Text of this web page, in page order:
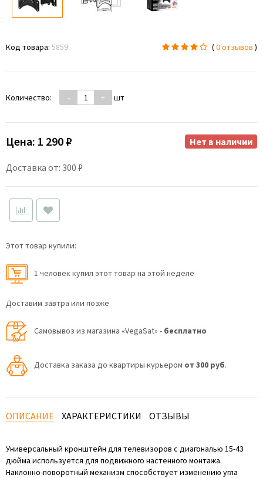
Код товара: 5859 (0 отзывов )
Количество: - + шт
Цена: 1 290 ₽
Доставка от: 300 ₽
Нет в наличии
Этот товар купили:
1 человек купил этот товар на этой неделе
Доставим завтра или позже
Самовывоз из магазина «VegaSat» - бесплатно
Доставка заказа до квартиры курьером от 300 руб.
ОПИСАНИЕ ХАРАКТЕРИСТИКИ ОТЗЫВЫ
Универсальный кронштейн для телевизоров с диагональю 15-43
дюйма используется для подвижного настенного монтажа.
Наклонно-поворотный механизм способствует изменению угла